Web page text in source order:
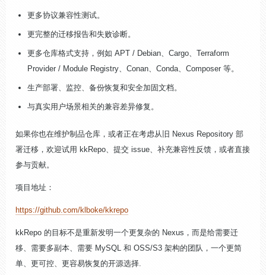
更多协议兼容性测试。
更完整的迁移报告和失败诊断。
更多仓库格式支持，例如 APT / Debian、Cargo、Terraform
Provider / Module Registry、Conan、Conda、Composer 等。
生产部署、监控、备份恢复和安全加固文档。
与真实用户场景相关的兼容差异修复。
如果你也在维护制品仓库，或者正在考虑从旧 Nexus Repository 部
署迁移，欢迎试用 kkRepo、提交 issue、补充兼容性反馈，或者直接
参与贡献。
项目地址：
https://github.com/klboke/kkrepo
kkRepo 的目标不是重新发明一个更复杂的 Nexus，而是给需要迁
移、需要多副本、需要 MySQL 和 OSS/S3 架构的团队，一个更简
单、更可控、更容易恢复的开源选择.